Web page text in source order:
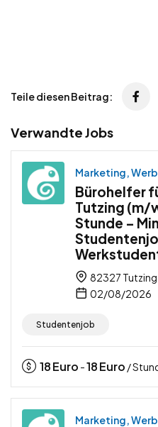
Teile diesen Beitrag:
Verwandte Jobs
Marketing,
Bürohelfer
Tutzing (m/
Stunde –
82327
02/08/2026
Studentenjob
18Euro -18Euro /
Marketing,